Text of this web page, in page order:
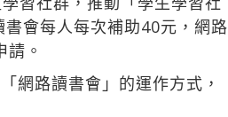
會每人每次補助40元，網路
。
網路讀書會」的運作方式，